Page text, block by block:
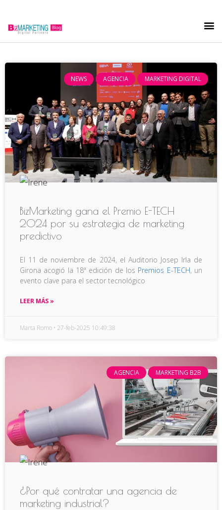
NEWS AGENCIA MARKETING DIGITAL
BizMarketing gana el Premio E-TECH
2024 por su estrategia de marketing
predictivo
El 11 de noviembre de 2024, el Auditorio Josep Irla de
Girona acogió la 18ª edición de los Premios E-TECH, un
evento clave para el sector tecnológico
LEER MÁS »
Marta Romo 27-feb-2025 10:49:38
AGENCIA MARKETING B2B
¿Por qué contratar una agencia de
marketing industrial?